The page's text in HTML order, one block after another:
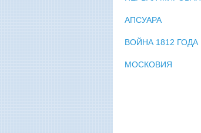
АПСУАРА
ВОЙНА 1812 ГОДА
МОСКОВИЯ